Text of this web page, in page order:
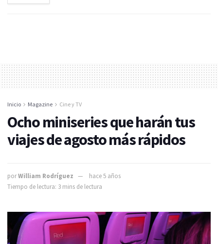
Inicio Magazine Cine y TV
Ocho miniseries que harán tus
viajes de agosto más rápidos
porWilliam Rodríguez
hace 5 años
Tiempo de lectura: 3 mins de lectura